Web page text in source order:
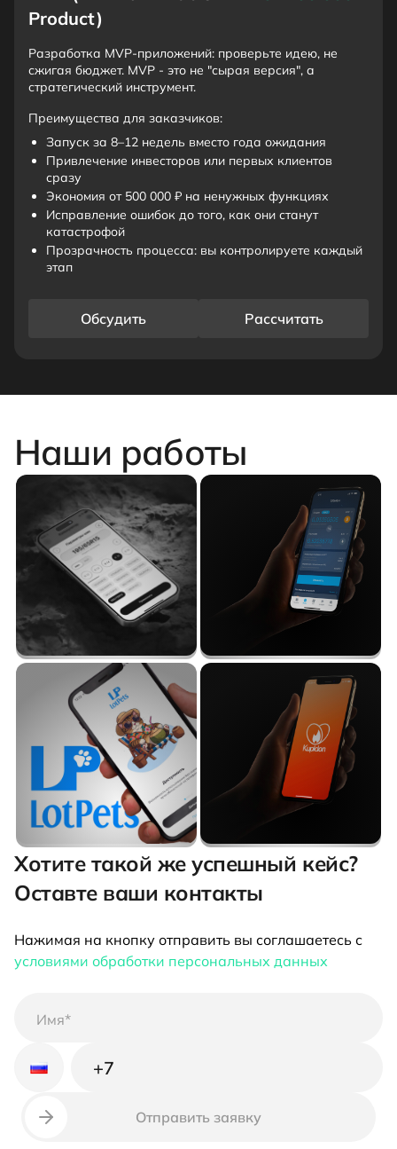
Product)
Разработка MVP-приложений: проверьте идею, не
сжигая бюджет. MVP - это не "сырая версия", а
стратегический инструмент.
Преимущества для заказчиков:
Запуск за 8–12 недель вместо года ожидания
Привлечение инвесторов или первых клиентов
сразу
Экономия от 500 000 ₽ на ненужных функциях
Исправление ошибок до того, как они станут
катастрофой
Прозрачность процесса: вы контролируете каждый
этап
Обсудить Рассчитать
Наши работы
Хотите такой же успешный кейс?
Оставте ваши контакты
Нажимая на кнопку отправить вы соглашаетесь с
условиями обработки персональных данных
Отправить заявку